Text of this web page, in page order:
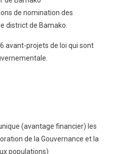
de nomination des
district de Bamako.
avant-projets de loi qui sont
(avantage financier) les
de la Gouvernance et la
populations)